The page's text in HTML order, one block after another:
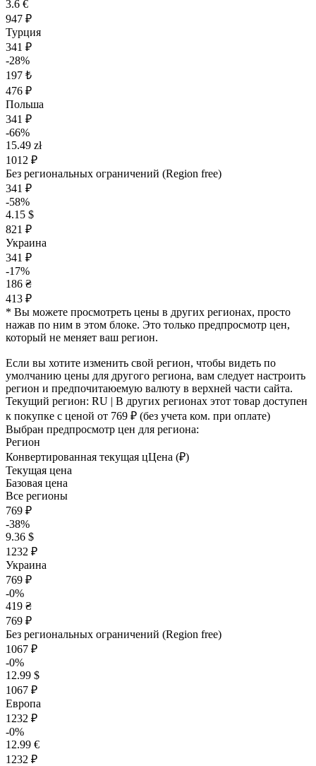
3.6 €
947 ₽
Турция
341 ₽
-28%
197 ₺
476 ₽
Польша
341 ₽
-66%
15.49 zł
1012 ₽
Без региональных ограничений (Region free)
341 ₽
-58%
4.15 $
821 ₽
Украина
341 ₽
-17%
186 ₴
413 ₽
* Вы можете просмотреть цены в других регионах, просто
нажав по ним в этом блоке. Это только предпросмотр цен,
который не меняет ваш регион.
Если вы хотите изменить свой регион, чтобы видеть по
умолчанию цены для другого региона, вам следует настроить
регион и предпочитаюемую валюту в верхней части сайта.
Текущий регион: RU | В других регионах этот товар доступен
к покупке с ценой от 769 ₽ (без учета ком. при оплате)
Выбран предпросмотр цен для региона:
Регион
Конвертированная текущая цЦена (₽)
Текущая цена
Базовая цена
Все регионы
769 ₽
-38%
9.36 $
1232 ₽
Украина
769 ₽
-0%
419 ₴
769 ₽
Без региональных ограничений (Region free)
1067 ₽
-0%
12.99 $
1067 ₽
Европа
1232 ₽
-0%
12.99 €
1232 ₽